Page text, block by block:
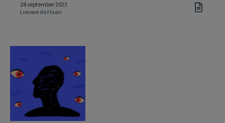
28 september 2023
Lieuwe de Haan